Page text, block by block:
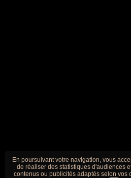
En poursuivant votre navigation, vous
de réaliser des statistiques d'audiences
contenus ou publicités adaptés selon vos